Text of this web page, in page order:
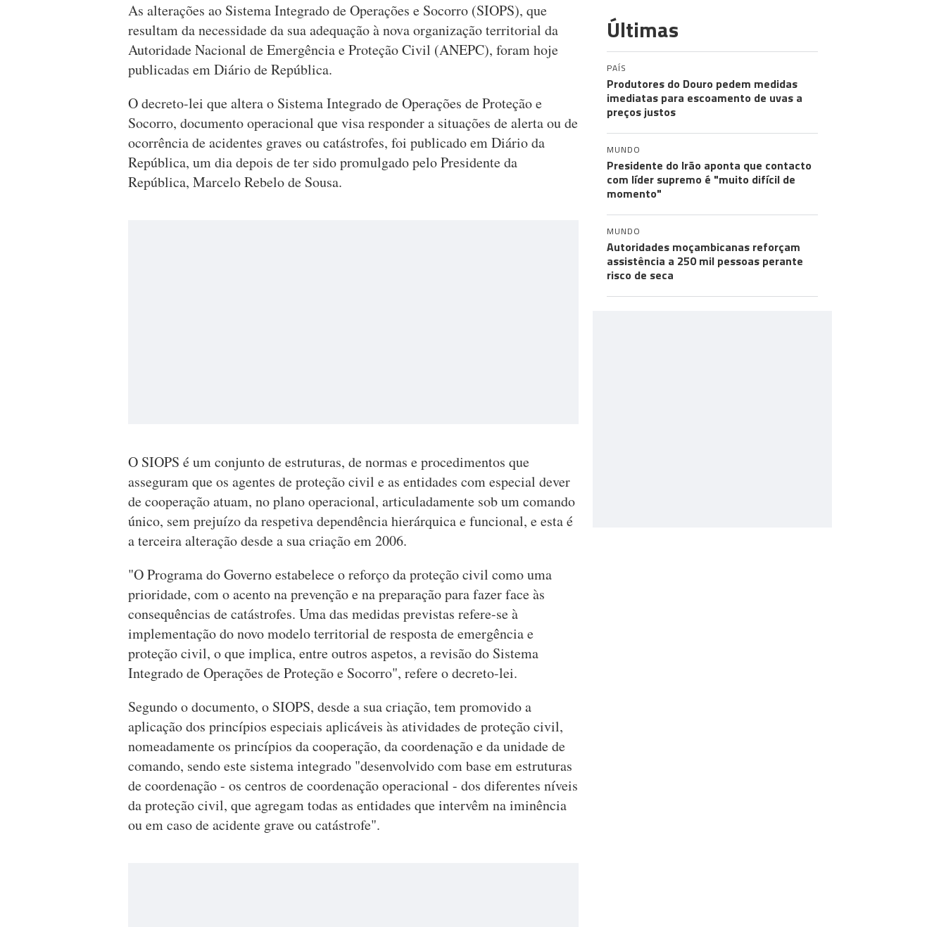
As alterações ao Sistema Integrado de Operações e Socorro (SIOPS), que
resultam da necessidade da sua adequação à nova organização territorial da
Autoridade Nacional de Emergência e Proteção Civil (ANEPC), foram hoje
publicadas em Diário de República.
O decreto-lei que altera o Sistema Integrado de Operações de Proteção e
Socorro, documento operacional que visa responder a situações de alerta ou de
ocorrência de acidentes graves ou catástrofes, foi publicado em Diário da
República, um dia depois de ter sido promulgado pelo Presidente da
República, Marcelo Rebelo de Sousa.
O SIOPS é um conjunto de estruturas, de normas e procedimentos que
asseguram que os agentes de proteção civil e as entidades com especial dever
de cooperação atuam, no plano operacional, articuladamente sob um comando
único, sem prejuízo da respetiva dependência hierárquica e funcional, e esta é
a terceira alteração desde a sua criação em 2006.
"O Programa do Governo estabelece o reforço da proteção civil como uma
prioridade, com o acento na prevenção e na preparação para fazer face às
consequências de catástrofes. Uma das medidas previstas refere-se à
implementação do novo modelo territorial de resposta de emergência e
proteção civil, o que implica, entre outros aspetos, a revisão do Sistema
Integrado de Operações de Proteção e Socorro", refere o decreto-lei.
Segundo o documento, o SIOPS, desde a sua criação, tem promovido a
aplicação dos princípios especiais aplicáveis às atividades de proteção civil,
nomeadamente os princípios da cooperação, da coordenação e da unidade de
comando, sendo este sistema integrado "desenvolvido com base em estruturas
de coordenação - os centros de coordenação operacional - dos diferentes níveis
da proteção civil, que agregam todas as entidades que intervêm na iminência
ou em caso de acidente grave ou catástrofe".
Últimas
PAÍS
Produtores do Douro pedem medidas
imediatas para escoamento de uvas a
preços justos
MUNDO
Presidente do Irão aponta que contacto
com líder supremo é "muito difícil de
momento"
MUNDO
Autoridades moçambicanas reforçam
assistência a 250 mil pessoas perante
risco de seca